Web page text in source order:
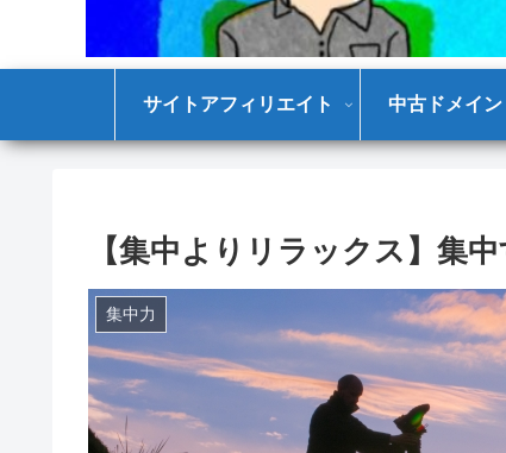
サイトアフィリエイト 中古ドメイン
【集中よりリラックス】集
集中力